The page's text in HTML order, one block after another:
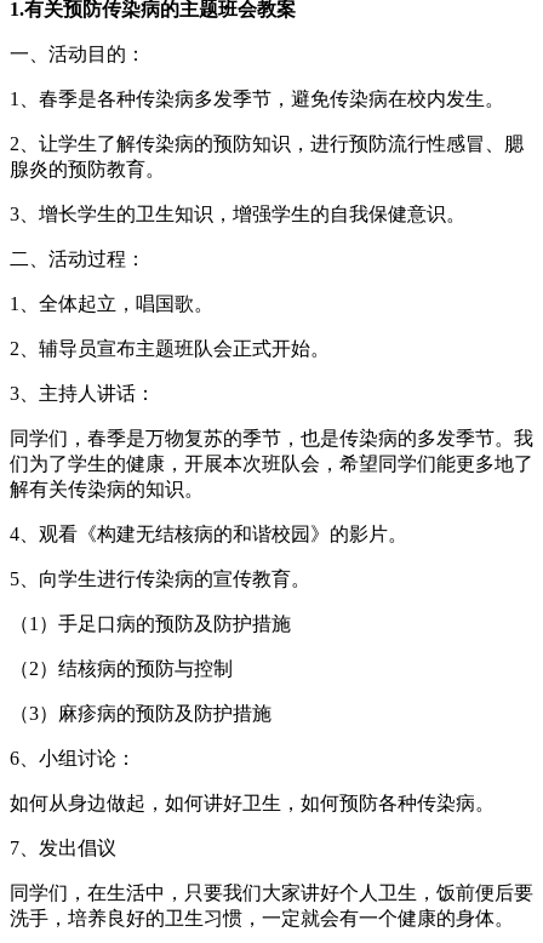
1.有关预防传染病的主题班会教案
一、活动目的：
1、春季是各种传染病多发季节，避免传染病在校内发生。
2、让学生了解传染病的预防知识，进行预防流行性感冒、腮
腺炎的预防教育。
3、增长学生的卫生知识，增强学生的自我保健意识。
二、活动过程：
1、全体起立，唱国歌。
2、辅导员宣布主题班队会正式开始。
3、主持人讲话：
同学们，春季是万物复苏的季节，也是传染病的多发季节。我
们为了学生的健康，开展本次班队会，希望同学们能更多地了
解有关传染病的知识。
4、观看《构建无结核病的和谐校园》的影片。
5、向学生进行传染病的宣传教育。
（1）手足口病的预防及防护措施
（2）结核病的预防与控制
（3）麻疹病的预防及防护措施
6、小组讨论：
如何从身边做起，如何讲好卫生，如何预防各种传染病。
7、发出倡议
同学们，在生活中，只要我们大家讲好个人卫生，饭前便后要
洗手，培养良好的卫生习惯，一定就会有一个健康的身体。